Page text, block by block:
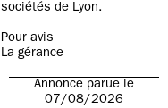
sociétés de Lyon.
Pour avis
La gérance
Annonce parue le
07/08/2026